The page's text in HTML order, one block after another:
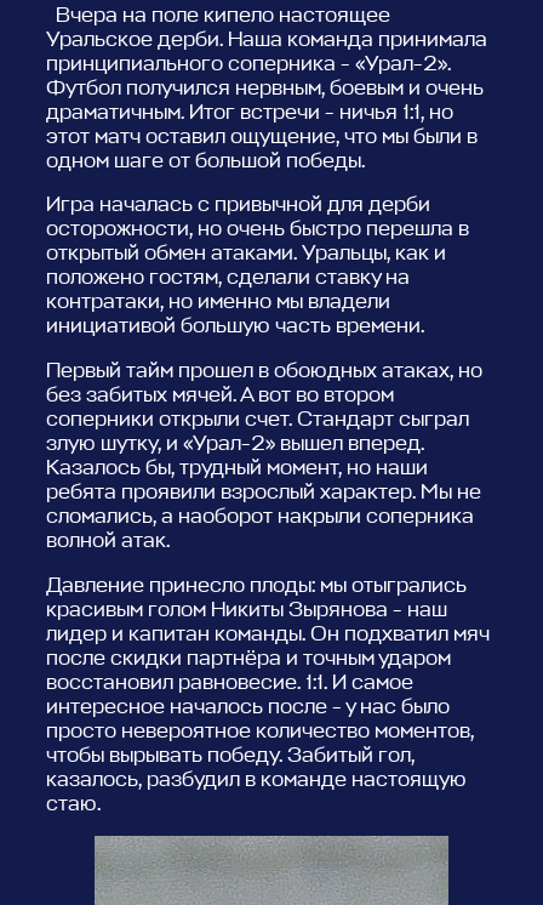
Вчера на поле кипело настоящее
Уральское дерби. Наша команда принимала
принципиального соперника - «Урал-2».
Футбол получился нервным, боевым и очень
драматичным. Итог встречи - ничья 1:1, но
этот матч оставил ощущение, что мы были в
одном шаге от большой победы.
Игра началась с привычной для дерби
осторожности, но очень быстро перешла в
открытый обмен атаками. Уральцы, как и
положено гостям, сделали ставку на
контратаки, но именно мы владели
инициативой большую часть времени.
Первый тайм прошел в обоюдных атаках, но
без забитых мячей. А вот во втором
соперники открыли счет. Стандарт сыграл
злую шутку, и «Урал-2» вышел вперед.
Казалось бы, трудный момент, но наши
ребята проявили взрослый характер. Мы не
сломались, а наоборот накрыли соперника
волной атак.
Давление принесло плоды: мы отыгрались
красивым голом Никиты Зырянова - наш
лидер и капитан команды. Он подхватил мяч
после скидки партнёра и точным ударом
восстановил равновесие. 1:1. И самое
интересное началось после - у нас было
просто невероятное количество моментов,
чтобы вырывать победу. Забитый гол,
казалось, разбудил в команде настоящую
стаю.